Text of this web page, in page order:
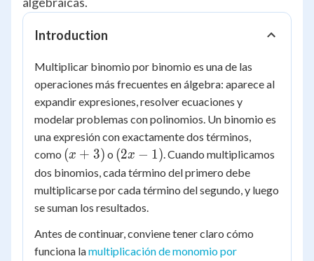
Introduction
Multiplicar binomio por binomio es una de las
operaciones más frecuentes en álgebra: aparece al
expandir expresiones, resolver ecuaciones y
modelar problemas con polinomios. Un binomio es
una expresión con exactamente dos términos,
como (x
+
3)
(x + 3) o (2x
-
1)
(2x − 1). Cuando multiplicamos
dos binomios, cada término del primero debe
multiplicarse por cada término del segundo, y luego
se suman los resultados.
Antes de continuar, conviene tener claro cómo
funciona lamultiplicación de monomio por